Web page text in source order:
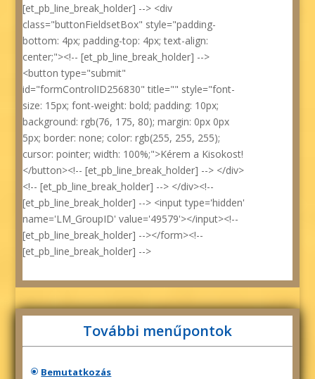
[et_pb_line_break_holder] --> <div
class="buttonFieldsetBox" style="padding-
bottom: 4px; padding-top: 4px; text-align:
center;"><!-- [et_pb_line_break_holder] -->
<button type="submit"
id="formControlID256830" title="" style="font-
size: 15px; font-weight: bold; padding: 10px;
background: rgb(76, 175, 80); margin: 0px 0px
5px; border: none; color: rgb(255, 255, 255);
cursor: pointer; width: 100%;">Kérem a Kisokost!
</button><!-- [et_pb_line_break_holder] --> </div>
<!-- [et_pb_line_break_holder] --> </div><!--
[et_pb_line_break_holder] --> <input type='hidden'
name='LM_GroupID' value='49579'></input><!--
[et_pb_line_break_holder] --></form><!--
[et_pb_line_break_holder] -->
További menűpontok
Bemutatkozás